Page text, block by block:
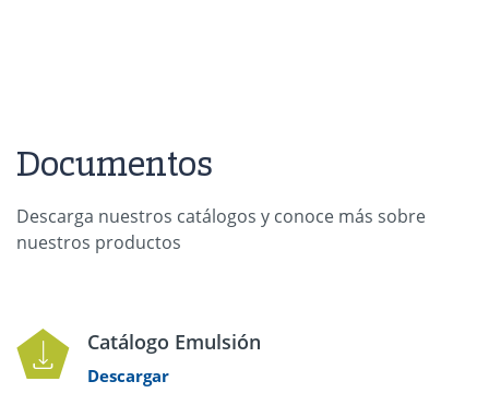
Documentos
Descarga nuestros catálogos y conoce más sobre
nuestros productos
Catálogo Emulsión
Descargar